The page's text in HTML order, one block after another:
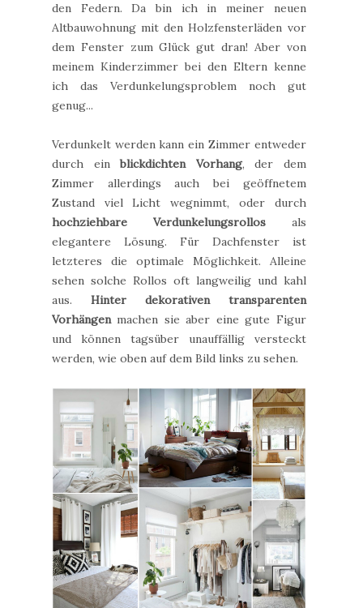
den Federn. Da bin ich in meiner neuen
Altbauwohnung mit den Holzfensterläden vor
dem Fenster zum Glück gut dran! Aber von
meinem Kinderzimmer bei den Eltern kenne
ich das Verdunkelungsproblem noch gut
genug...
Verdunkelt werden kann ein Zimmer entweder
durch einblickdichten Vorhang, der dem
Zimmer allerdings auch bei geöffnetem
Zustand viel Licht wegnimmt, oder durch
hochziehbare Verdunkelungsrollosals
elegantere Lösung. Für Dachfenster ist
letzteres die optimale Möglichkeit. Alleine
sehen solche Rollos oft langweilig und kahl
aus. Hinter dekorativen transparenten
Vorhängenmachen sie aber eine gute Figur
und können tagsüber unauffällig versteckt
werden, wie oben auf dem Bild links zu sehen.